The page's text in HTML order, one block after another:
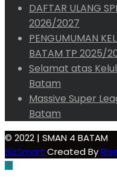
DAFTAR ULANG
2026/2027
PENGUMUMAN
BATAM TP 2025/
Selamat atas
Batam
Massive Super
Batam
© 2022 | SMAN 4 BATAM
BizSmart Created By